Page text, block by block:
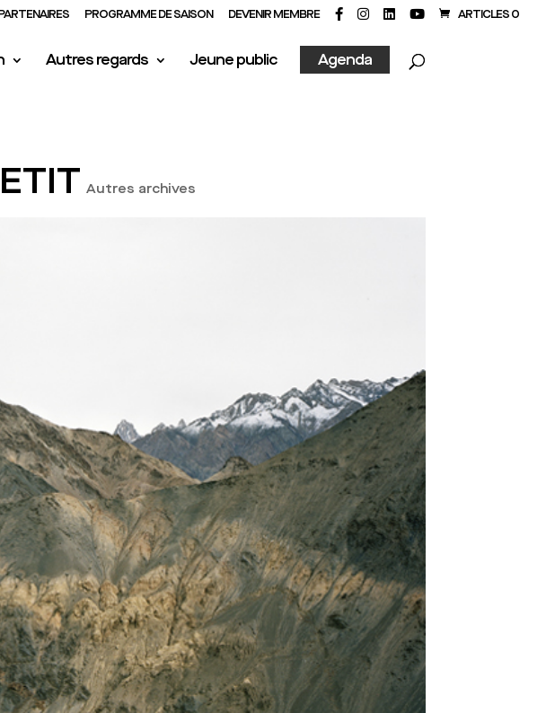
PROGRAMME DE SAISON DEVENIR MEMBRE ARTICLES 0
Autres regards Jeune public Agenda
Autres archives